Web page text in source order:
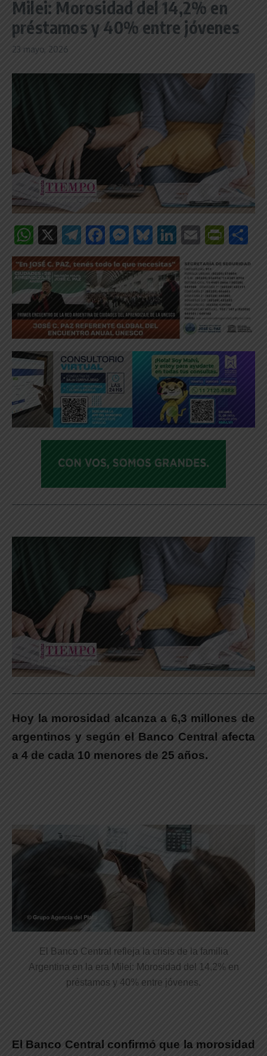
Milei: Morosidad del 14,2% en
préstamos y 40% entre jóvenes
23 mayo, 2026
WhatsApp
X Telegram
Facebook
Messenger
Bluesky
LinkedIn
Email
Hoy la morosidad alcanza a 6,3 millones de
argentinos y según el Banco Central afecta
a 4 de cada 10 menores de 25 años.
El Banco Central refleja la crisis de la familia
Argentina en la era Milei: Morosidad del 14,2% en
préstamos y 40% entre jóvenes.
El Banco Central confirmó que la morosidad